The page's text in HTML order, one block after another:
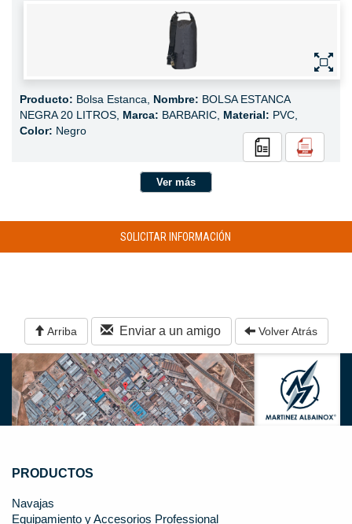
Producto: Bolsa Estanca, Nombre: BOLSA ESTANCA
NEGRA 20 LITROS, Marca: BARBARIC, Material: PVC,
Color: Negro
Ver más
SOLICITAR INFORMACIÓN
Arriba Enviar a un amigo Volver Atrás
PRODUCTOS
Navajas
Equipamiento y Accesorios Professional